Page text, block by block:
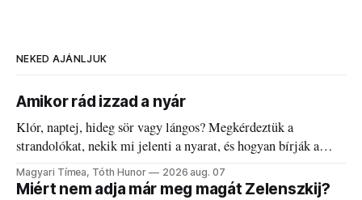
NEKED AJÁNLJUK
Amikor rád izzad a nyár
Klór, naptej, hideg sör vagy lángos? Megkérdeztük a
strandolókat, nekik mi jelenti a nyarat, és hogyan bírják a
kánikulát.
Magyari Tímea, Tóth Hunor 2026 aug. 07
Miért nem adja már meg magát Zelenszkij?